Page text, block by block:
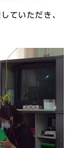
ていただき、